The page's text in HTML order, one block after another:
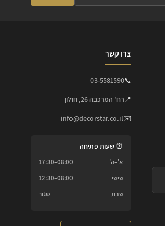
צרו קשר
📞
03-5581590
📍רח' המרכבה 26, חולון
✉️
info@decorstar.co.il
⏰ שעות פתיחה
א'–ה'
08:00–17:30
שישי
08:00–12:30
שבת
סגור